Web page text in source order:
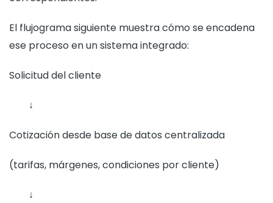
El flujograma siguiente muestra cómo se encadena
ese proceso en un sistema integrado:
Solicitud del cliente
↓
Cotización desde base de datos centralizada
(tarifas, márgenes, condiciones por cliente)
↓